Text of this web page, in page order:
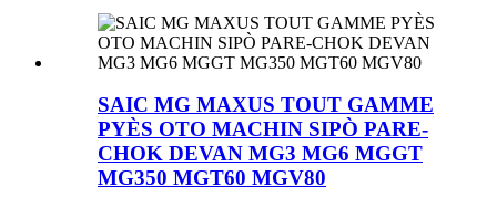
SAIC MG MAXUS TOUT GAMME
PYÈS OTO MACHIN SIPÒ PARE-
CHOK DEVAN MG3 MG6 MGGT
MG350 MGT60 MGV80